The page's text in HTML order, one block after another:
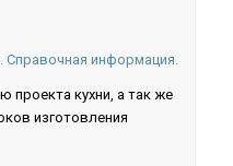
Справочная информация.
проекта кухни, а так же
изготовления